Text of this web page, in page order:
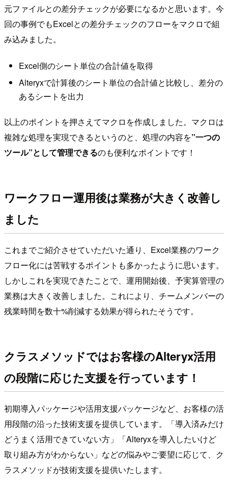
元ファイルとの差分チェックが必要になるかと思います。今
回の事例でもExcelとの差分チェックのフローをマクロで組
み込みました。
Excel側のシート単位の合計値を取得
Alteryxで計算後のシート単位の合計値と比較し、差分の
あるシートを出力
以上のポイントを押さえてマクロを作成しました。マクロは
複雑な処理を実現できるというのと、処理の内容を”一つの
ツール”として管理できるのも便利なポイントです！
ワークフロー運用後は業務が大きく改善し
ました
これまでご紹介させていただいた通り、Excel業務のワーク
フロー化には苦戦するポイントも多かったように思います。
しかしこれを実現できたことで、運用開始後、予実算管理の
業務は大きく改善しました。これにより、チームメンバーの
残業時間を数十%削減する効果が得られたそうです。
クラスメソッドではお客様のAlteryx活用
の段階に応じた支援を行っています！
初期導入パッケージや活用支援パッケージなど、お客様の活
用段階の沿った技術支援を提供しています。「導入済みだけ
どうまく活用できていない方」「Alteryxを導入したいけど
取り組み方がわからない」などの悩みやご要望に応じて、ク
ラスメソッドが技術支援を提供いたします。